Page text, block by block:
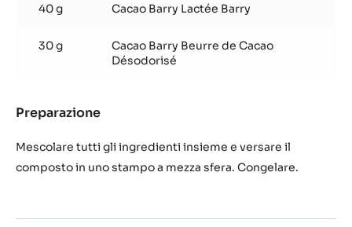
40 g Cacao Barry Lactée Barry
30 g
Cacao Barry Beurre de Cacao
Désodorisé
Preparazione
al
Cara
Crakine
Mescolare tutti gli ingredienti insieme e versare il
composto in uno stampo a mezza sfera. Congelare.